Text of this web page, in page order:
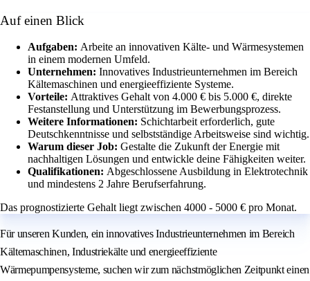
Auf einen Blick
Aufgaben: Arbeite an innovativen Kälte- und Wärmesystemen
in einem modernen Umfeld.
Unternehmen: Innovatives Industrieunternehmen im Bereich
Kältemaschinen und energieeffiziente Systeme.
Vorteile: Attraktives Gehalt von 4.000 € bis 5.000 €, direkte
Festanstellung und Unterstützung im Bewerbungsprozess.
Weitere Informationen: Schichtarbeit erforderlich, gute
Deutschkenntnisse und selbstständige Arbeitsweise sind wichtig.
Warum dieser Job: Gestalte die Zukunft der Energie mit
nachhaltigen Lösungen und entwickle deine Fähigkeiten weiter.
Qualifikationen: Abgeschlossene Ausbildung in Elektrotechnik
und mindestens 2 Jahre Berufserfahrung.
Das prognostizierte Gehalt liegt zwischen 4000 - 5000 € pro Monat.
Für unseren Kunden, ein innovatives Industrieunternehmen im Bereich
Kältemaschinen, Industriekälte und energieeffiziente
Wärmepumpensysteme, suchen wir zum nächstmöglichen Zeitpunkt einen